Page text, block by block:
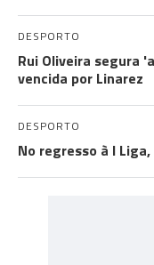
DESPORTO
Rui Oliveira segura
vencida por Linarez
DESPORTO
No regresso à I